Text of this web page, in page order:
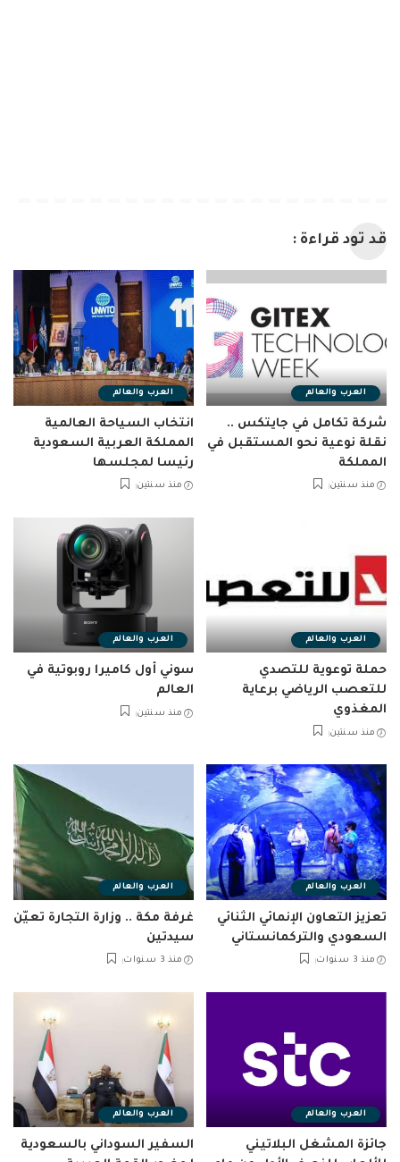
قد تود قراءة :
العرب والعالم
شركة تكامل في جايتكس ..
نقلة نوعية نحو المستقبل في
المملكة
منذ سنتين
العرب والعالم
انتخاب السياحة العالمية
المملكة العربية السعودية
رئيسا لمجلسها
منذ سنتين
العرب والعالم
حملة توعوية للتصدي
للتعصب الرياضي برعاية
المغذوي
منذ سنتين
العرب والعالم
سوني أول كاميرا روبوتية في
العالم
منذ سنتين
العرب والعالم
تعزيز التعاون الإنمائي الثنائي
السعودي والتركمانستاني
منذ 3 سنوات
العرب والعالم
غرفة مكة .. وزارة التجارة تعيّن
سيدتين
منذ 3 سنوات
العرب والعالم
جائزة المشغل البلاتيني
العرب والعالم
السفير السوداني بالسعودية